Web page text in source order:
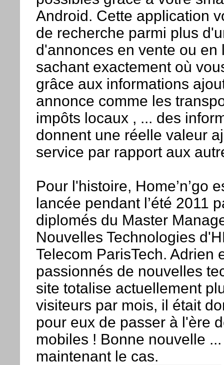
Android. Cette application
de recherche parmi plus
d'annonces en vente ou en
sachant exactement où
grâce aux informations
annonce comme les
impôts locaux , ... des
donnent une réelle valeur
service par rapport aux
Pour l'histoire, Home’n’go
lancée pendant l’été 2011
diplomés du Master
Nouvelles Technologies
Telecom ParisTech. Adrien
passionnés de nouvelles
site totalise actuellement
visiteurs par mois, il était
pour eux de passer à l'ère
mobiles ! Bonne nouvelle
maintenant le cas.